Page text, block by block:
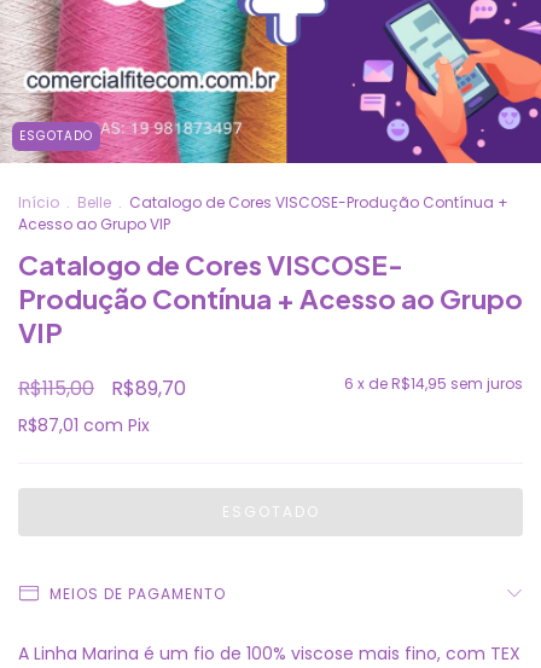
ESGOTADO
Início . Belle . Catalogo de Cores VISCOSE-Produção Contínua +
Acesso ao Grupo VIP
Catalogo de Cores VISCOSE-
Produção Contínua + Acesso ao Grupo
VIP
R$115,00 R$89,70 6 x deR$14,95 sem juros
R$87,01 com Pix
MEIOS DE PAGAMENTO
A Linha Marina é um fio de 100% viscose mais fino, com TEX